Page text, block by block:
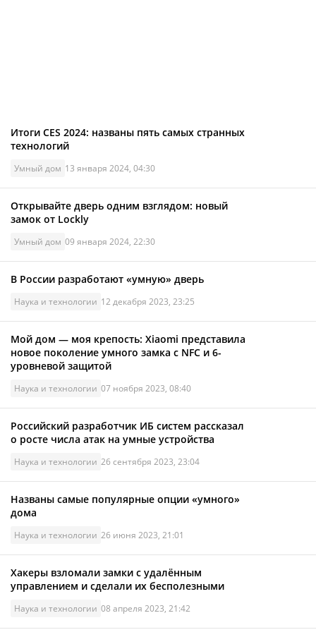
Итоги CES 2024: названы пять самых странных
технологий
Умный дом 13 января 2024, 04:30
Открывайте дверь одним взглядом: новый
замок от Lockly
Умный дом 09 января 2024, 22:30
В России разработают «умную» дверь
Наука и технологии 12 декабря 2023, 23:25
Мой дом — моя крепость: Xiaomi представила
новое поколение умного замка с NFC и 6-
уровневой защитой
Наука и технологии 07 ноября 2023, 08:40
Российский разработчик ИБ систем рассказал
о росте числа атак на умные устройства
Наука и технологии 26 сентября 2023, 23:04
Названы самые популярные опции «умного»
дома
Наука и технологии 26 июня 2023, 21:01
Хакеры взломали замки с удалённым
управлением и сделали их бесполезными
Наука и технологии 08 апреля 2023, 21:42